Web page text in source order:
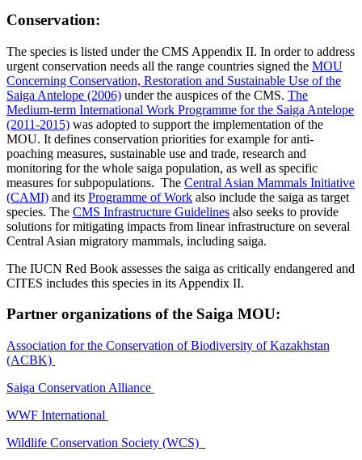
Conservation:
The species is listed under the CMS Appendix II. In order to address
urgent conservation needs all the range countries signed the MOU
Concerning Conservation, Restoration and Sustainable Use of the
Saiga Antelope (2006) under the auspices of the CMS. The
Medium-term International Work Programme for the Saiga Antelope
(2011-2015) was adopted to support the implementation of the
MOU. It defines conservation priorities for example for anti-
poaching measures, sustainable use and trade, research and
monitoring for the whole saiga population, as well as specific
measures for subpopulations. The Central Asian Mammals Initiative
(CAMI) and its Programme of Work also include the saiga as target
species. The CMS Infrastructure Guidelines also seeks to provide
solutions for mitigating impacts from linear infrastructure on several
Central Asian migratory mammals, including saiga.
The IUCN Red Book assesses the saiga as critically endangered and
CITES includes this species in its Appendix II.
Partner organizations of the Saiga MOU:
Association for the Conservation of Biodiversity of Kazakhstan
(ACBK)
Saiga Conservation Alliance
WWF International
Wildlife Conservation Society (WCS)